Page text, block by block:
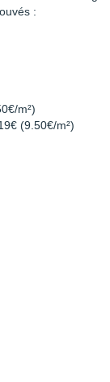
:
m²)
(9.50€/m²)